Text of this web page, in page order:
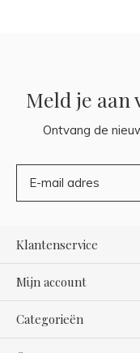
Meld je aan
Ontvang de
Klantenservice
Mijn account
Categorieën